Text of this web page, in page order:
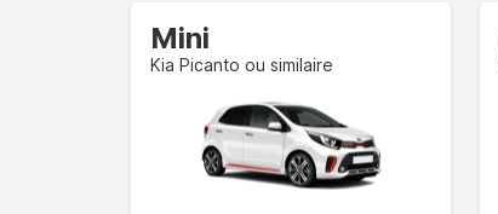
Mini
Kia Picanto ou similaire